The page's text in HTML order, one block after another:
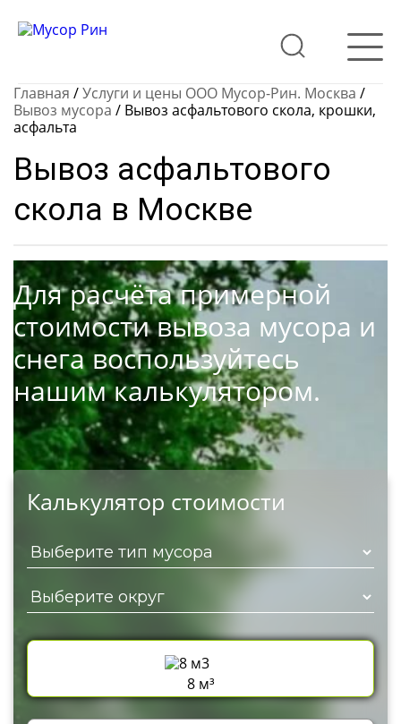
Главная /Услуги и цены ООО Мусор-Рин. Москва /
Вывоз мусора / Вывоз асфальтового скола, крошки,
асфальта
Вывоз асфальтового
скола в Москве
Для расчёта примерной
стоимости вывоза мусора и
снега воспользуйтесь
нашим калькулятором.
Калькулятор стоимости
8 м³